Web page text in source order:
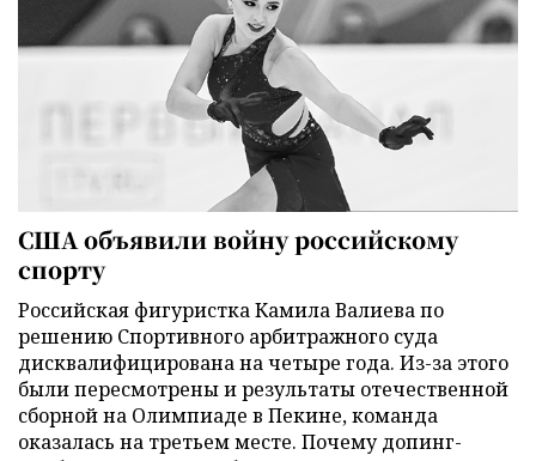
США объявили войну российскому
спорту
Российская фигуристка Камила Валиева по
решению Спортивного арбитражного суда
дисквалифицирована на четыре года. Из-за этого
были пересмотрены и результаты отечественной
сборной на Олимпиаде в Пекине, команда
оказалась на третьем месте. Почему допинг-